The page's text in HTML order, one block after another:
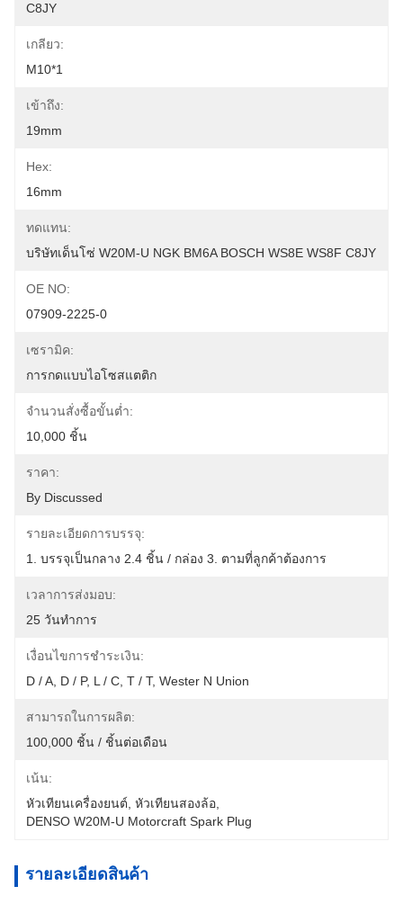
C8JY
เกลียว:
M10*1
เข้าถึง:
19mm
Hex:
16mm
ทดแทน:
บริษัทเด็นโซ่ W20M-U NGK BM6A BOSCH WS8E WS8F C8JY
OE NO:
07909-2225-0
เซรามิค:
การกดแบบไอโซสแตติก
จำนวนสั่งซื้อขั้นต่ำ:
10,000 ชิ้น
ราคา:
By Discussed
รายละเอียดการบรรจุ:
1. บรรจุเป็นกลาง 2.4 ชิ้น / กล่อง 3. ตามที่ลูกค้าต้องการ
เวลาการส่งมอบ:
25 วันทำการ
เงื่อนไขการชำระเงิน:
D / A, D / P, L / C, T / T, Wester N Union
สามารถในการผลิต:
100,000 ชิ้น / ชิ้นต่อเดือน
เน้น:
หัวเทียนเครื่องยนต์ หัวเทียนสองล้อ
DENSO W20M-U Motorcraft Spark Plug
รายละเอียดสินค้า